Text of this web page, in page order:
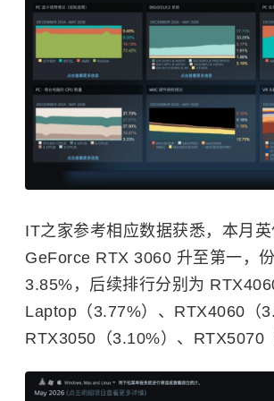
IT之家参考相应数据获悉，本月
GeForce RTX 3060 升至第一，
3.85%，后续排行分别为
Laptop（3.77%）、RTX4060（
RTX3050（3.10%）、RTX5070